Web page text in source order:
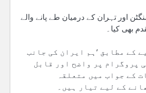
اور تہران کے درمیان طے پانے والے
بھی کیا۔
کے مطابق ’ہم ایران کی جانب
پروگرام پر واضح اور قابل
کے جواب میں متعلقہ
کے لیے تیار ہیں۔